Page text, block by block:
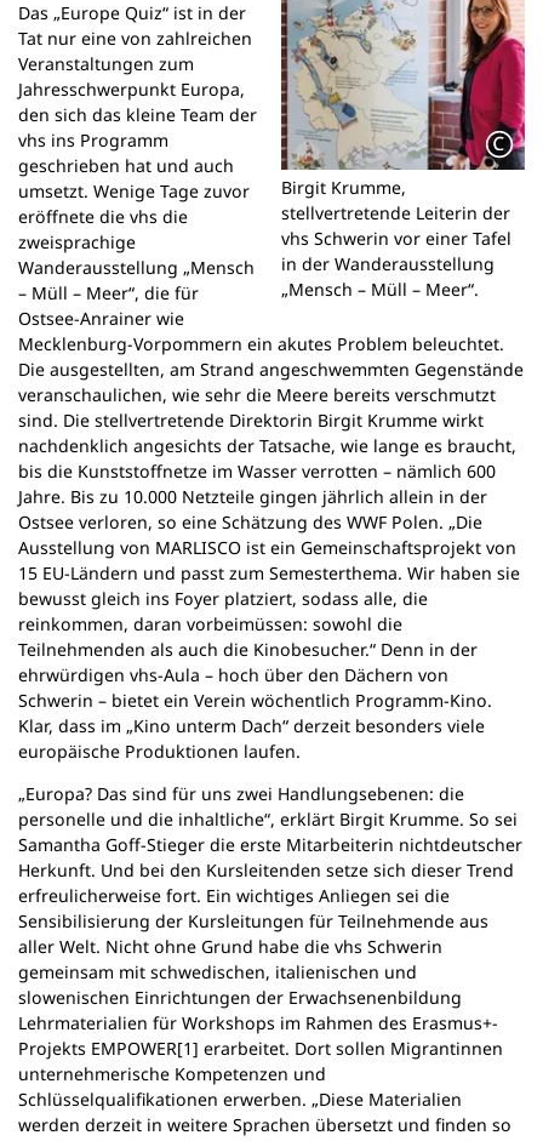
Birgit Krumme,
stellvertretende Leiterin der
vhs Schwerin vor einer Tafel
in der Wanderausstellung
„Mensch – Müll – Meer“.
Das „Europe Quiz“ ist in der
Tat nur eine von zahlreichen
Veranstaltungen zum
Jahresschwerpunkt Europa,
den sich das kleine Team der
vhs ins Programm
geschrieben hat und auch
umsetzt. Wenige Tage zuvor
eröffnete die vhs die
zweisprachige
Wanderausstellung „Mensch
– Müll – Meer“, die für
Ostsee-Anrainer wie
Mecklenburg-Vorpommern ein akutes Problem beleuchtet.
Die ausgestellten, am Strand angeschwemmten Gegenstände
veranschaulichen, wie sehr die Meere bereits verschmutzt
sind. Die stellvertretende Direktorin Birgit Krumme wirkt
nachdenklich angesichts der Tatsache, wie lange es braucht,
bis die Kunststoffnetze im Wasser verrotten – nämlich 600
Jahre. Bis zu 10.000 Netzteile gingen jährlich allein in der
Ostsee verloren, so eine Schätzung des WWF Polen. „Die
Ausstellung von MARLISCO ist ein Gemeinschaftsprojekt von
15 EU-Ländern und passt zum Semesterthema. Wir haben sie
bewusst gleich ins Foyer platziert, sodass alle, die
reinkommen, daran vorbeimüssen: sowohl die
Teilnehmenden als auch die Kinobesucher.“ Denn in der
ehrwürdigen vhs-Aula – hoch über den Dächern von
Schwerin – bietet ein Verein wöchentlich Programm-Kino.
Klar, dass im „Kino unterm Dach“ derzeit besonders viele
europäische Produktionen laufen.
„Europa? Das sind für uns zwei Handlungsebenen: die
personelle und die inhaltliche“, erklärt Birgit Krumme. So sei
Samantha Goff-Stieger die erste Mitarbeiterin nichtdeutscher
Herkunft. Und bei den Kursleitenden setze sich dieser Trend
erfreulicherweise fort. Ein wichtiges Anliegen sei die
Sensibilisierung der Kursleitungen für Teilnehmende aus
aller Welt. Nicht ohne Grund habe die vhs Schwerin
gemeinsam mit schwedischen, italienischen und
slowenischen Einrichtungen der Erwachsenenbildung
Lehrmaterialien für Workshops im Rahmen des Erasmus+-
Projekts EMPOWER[1] erarbeitet. Dort sollen Migrantinnen
unternehmerische Kompetenzen und
Schlüsselqualifikationen erwerben. „Diese Materialien
werden derzeit in weitere Sprachen übersetzt und finden so